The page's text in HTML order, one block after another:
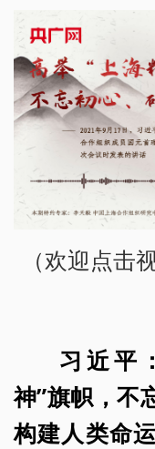
（欢迎点击
习近平
神”旗帜，不
构建人类命